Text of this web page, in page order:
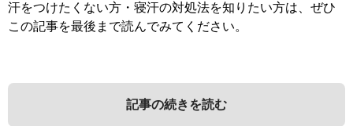
汗をつけたくない方・寝汗の対処法を知りたい方は、ぜひ
この記事を最後まで読んでみてください。
記事の続きを読む